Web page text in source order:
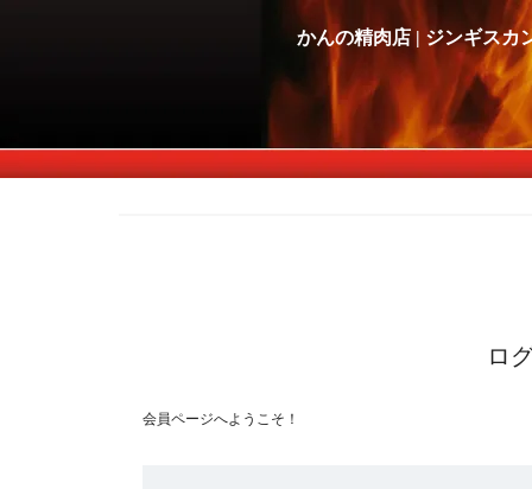
かんの精肉店 | ジンギスカ
ロ
会員ページへようこそ！